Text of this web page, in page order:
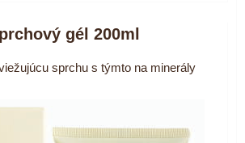
gél 200ml
sprchu s týmto na minerály